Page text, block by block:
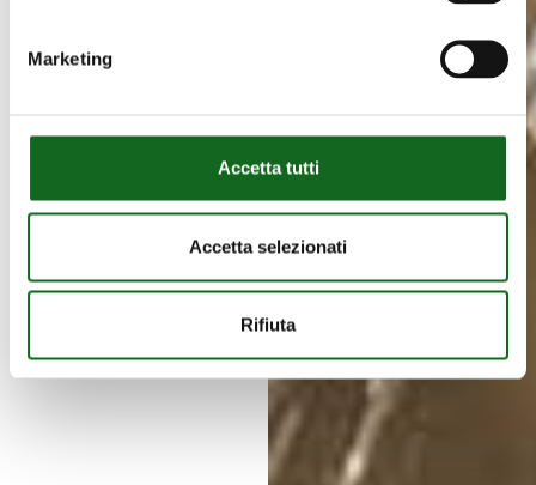
Marketing
Accetta tutti
Accetta selezionati
Rifiuta